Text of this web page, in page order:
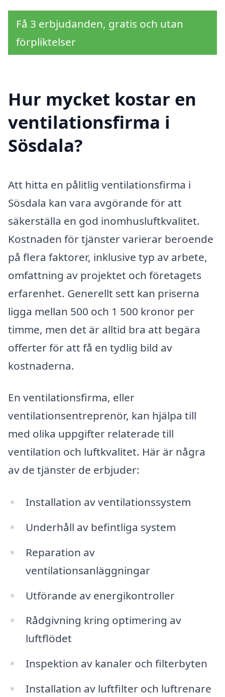
Få 3 erbjudanden, gratis och utan
förpliktelser
Hur mycket kostar en
ventilationsfirma i
Sösdala?
Att hitta en pålitlig ventilationsfirma i
Sösdala kan vara avgörande för att
säkerställa en god inomhusluftkvalitet.
Kostnaden för tjänster varierar beroende
på flera faktorer, inklusive typ av arbete,
omfattning av projektet och företagets
erfarenhet. Generellt sett kan priserna
ligga mellan 500 och 1 500 kronor per
timme, men det är alltid bra att begära
offerter för att få en tydlig bild av
kostnaderna.
En ventilationsfirma, eller
ventilationsentreprenör, kan hjälpa till
med olika uppgifter relaterade till
ventilation och luftkvalitet. Här är några
av de tjänster de erbjuder:
Installation av ventilationssystem
Underhåll av befintliga system
Reparation av
ventilationsanläggningar
Utförande av energikontroller
Rådgivning kring optimering av
luftflödet
Inspektion av kanaler och filterbyten
Installation av luftfilter och luftrenare